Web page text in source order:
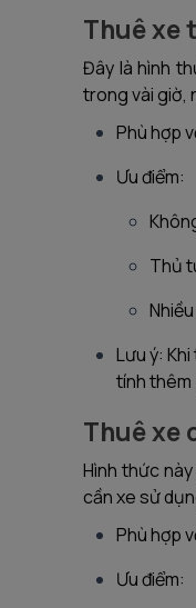
Thuê xe
Đây là hình
trong vài giờ,
Phù hợp
Ưu điểm:
Thủ
Lưu ý:
tính thêm
Thuê xe
Hình thức
cần xe sử
Phù hợp
Ưu điểm: